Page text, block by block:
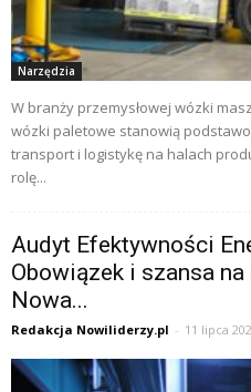
Narzędzia
W branży przemysłowej wózki
wózki paletowe stanowią
transport i logistykę na halach
rolę...
Audyt Efektywności
Obowiązek i szansa
Nowa...
Redakcja Nowiliderzy.pl - 11 lipca